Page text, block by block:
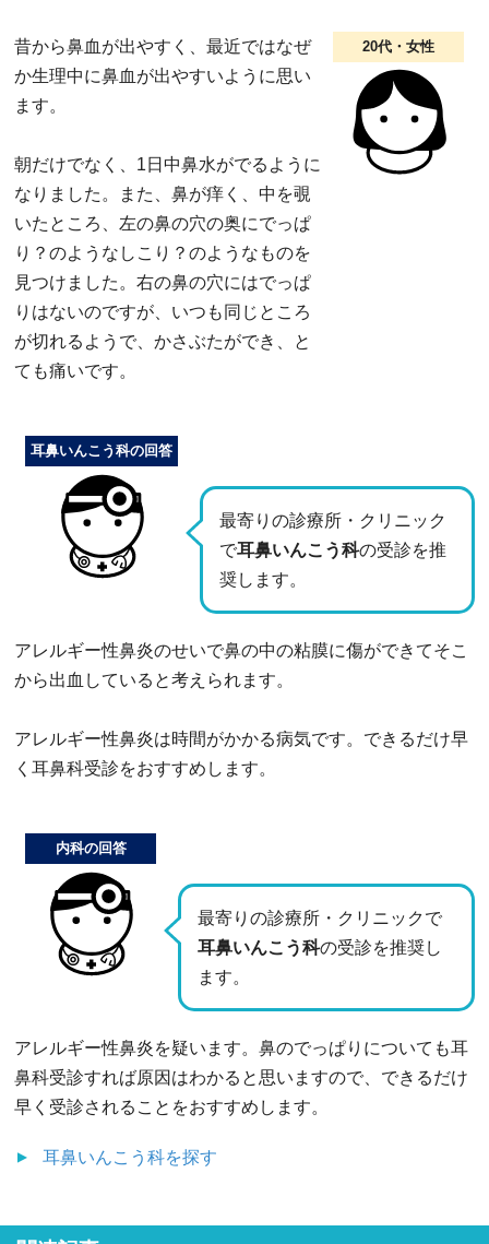
20代・女性
昔から鼻血が出やすく、最近ではなぜ
か生理中に鼻血が出やすいように思い
ます。
朝だけでなく、1日中鼻水がでるように
なりました。また、鼻が痒く、中を覗
いたところ、左の鼻の穴の奥にでっぱ
り？のようなしこり？のようなものを
見つけました。右の鼻の穴にはでっぱ
りはないのですが、いつも同じところ
が切れるようで、かさぶたができ、と
ても痛いです。
最寄りの診療所・クリニック
で耳鼻いんこう科の受診を推
奨します。
耳鼻いんこう科の回答
アレルギー性鼻炎のせいで鼻の中の粘膜に傷ができてそこ
から出血していると考えられます。
アレルギー性鼻炎は時間がかかる病気です。できるだけ早
く耳鼻科受診をおすすめします。
最寄りの診療所・クリニックで
耳鼻いんこう科の受診を推奨し
ます。
内科の回答
アレルギー性鼻炎を疑います。鼻のでっぱりについても耳
鼻科受診すれば原因はわかると思いますので、できるだけ
早く受診されることをおすすめします。
耳鼻いんこう科を探す